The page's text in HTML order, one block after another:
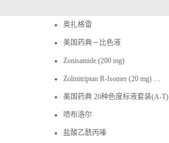
奥扎格雷
美国药典－比色液
Zonisamide (200 mg)
Zolmitriptan R-Isomer (20 mg) …
美国药典 20种色度标液套装(A-T)
喷布洛尔
盐酸乙酰丙嗪